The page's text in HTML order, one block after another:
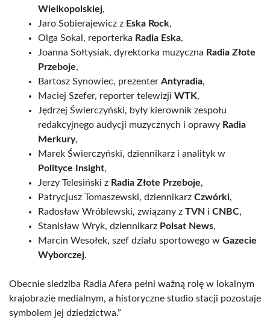
Wielkopolskiej,
Jaro Sobierajewicz z Eska Rock,
Olga Sokal, reporterka Radia Eska,
Joanna Sołtysiak, dyrektorka muzyczna Radia Złote
Przeboje,
Bartosz Synowiec, prezenter Antyradia,
Maciej Szefer, reporter telewizji WTK,
Jędrzej Świerczyński, były kierownik zespołu
redakcyjnego audycji muzycznych i oprawy Radia
Merkury,
Marek Świerczyński, dziennikarz i analityk w
Polityce Insight,
Jerzy Telesiński z Radia Złote Przeboje,
Patrycjusz Tomaszewski, dziennikarz Czwórki,
Radosław Wróblewski, związany z TVN i CNBC,
Stanisław Wryk, dziennikarz Polsat News,
Marcin Wesołek, szef działu sportowego w Gazecie
Wyborczej.
Obecnie siedziba Radia Afera pełni ważną rolę w lokalnym
krajobrazie medialnym, a historyczne studio stacji pozostaje
symbolem jej dziedzictwa.”